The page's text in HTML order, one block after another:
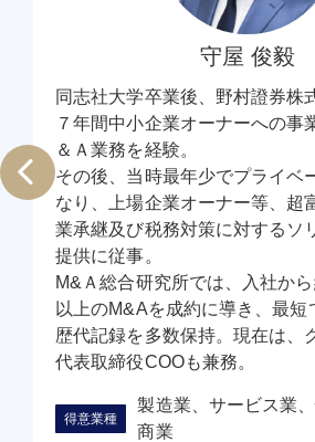
守屋 俊毅
同志社大学卒業後、野村證券株
７年間中小企業オーナーへの事
＆Ａ業務を経験。
その後、当時最年少でプライベ
なり、上場企業オーナー等、超
業承継及び税務対策に対するソ
提供に従事。
M&Ａ総合研究所では、入社か
以上のM&Aを成約に導き、最短
歴代記録を多数保持。現在は、
代表取締役COOも兼務。
製造業、サービス業、
商業